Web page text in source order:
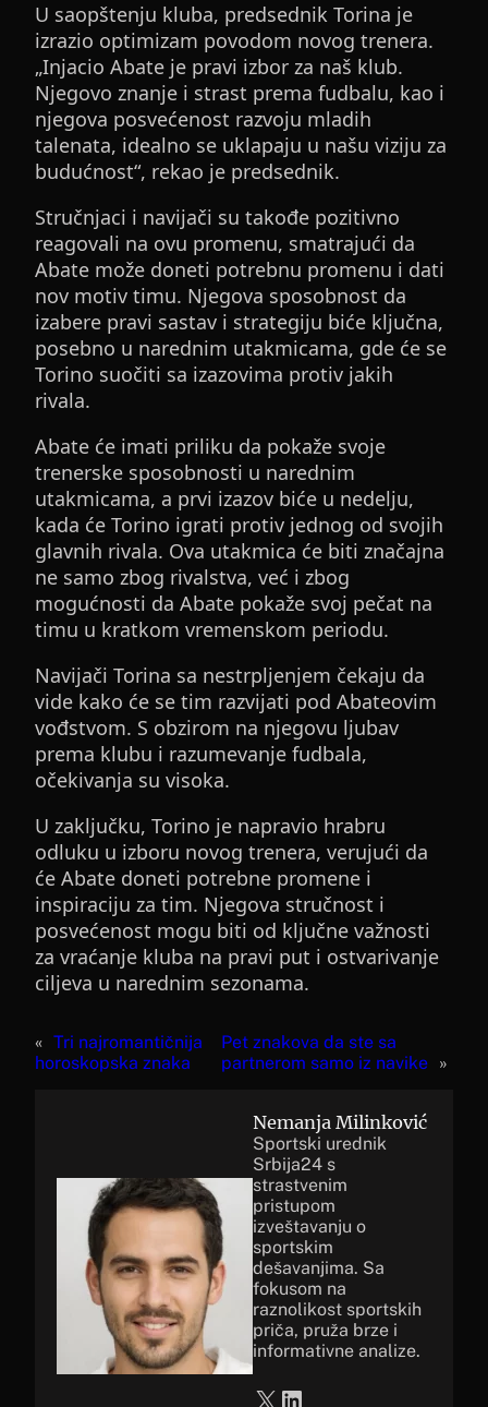
U saopštenju kluba, predsednik Torina je
izrazio optimizam povodom novog trenera.
„Injacio Abate je pravi izbor za naš klub.
Njegovo znanje i strast prema fudbalu, kao i
njegova posvećenost razvoju mladih
talenata, idealno se uklapaju u našu viziju za
budućnost“, rekao je predsednik.
Stručnjaci i navijači su takođe pozitivno
reagovali na ovu promenu, smatrajući da
Abate može doneti potrebnu promenu i dati
nov motiv timu. Njegova sposobnost da
izabere pravi sastav i strategiju biće ključna,
posebno u narednim utakmicama, gde će se
Torino suočiti sa izazovima protiv jakih
rivala.
Abate će imati priliku da pokaže svoje
trenerske sposobnosti u narednim
utakmicama, a prvi izazov biće u nedelju,
kada će Torino igrati protiv jednog od svojih
glavnih rivala. Ova utakmica će biti značajna
ne samo zbog rivalstva, već i zbog
mogućnosti da Abate pokaže svoj pečat na
timu u kratkom vremenskom periodu.
Navijači Torina sa nestrpljenjem čekaju da
vide kako će se tim razvijati pod Abateovim
vođstvom. S obzirom na njegovu ljubav
prema klubu i razumevanje fudbala,
očekivanja su visoka.
U zaključku, Torino je napravio hrabru
odluku u izboru novog trenera, verujući da
će Abate doneti potrebne promene i
inspiraciju za tim. Njegova stručnost i
posvećenost mogu biti od ključne važnosti
za vraćanje kluba na pravi put i ostvarivanje
ciljeva u narednim sezonama.
« Tri najromantičnija
horoskopska znaka
Pet znakova da ste sa
partnerom samo iz navike »
Nemanja Milinković
Sportski urednik
Srbija24 s
strastvenim
pristupom
izveštavanju o
sportskim
dešavanjima. Sa
fokusom na
raznolikost sportskih
priča, pruža brze i
informativne analize.
X LinkedIn